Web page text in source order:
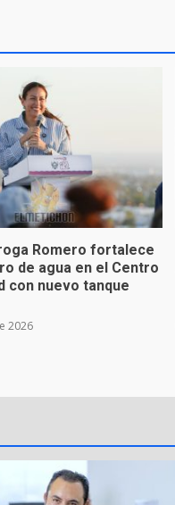
Romero fortalece
de agua en el Centro
con nuevo tanque
2026